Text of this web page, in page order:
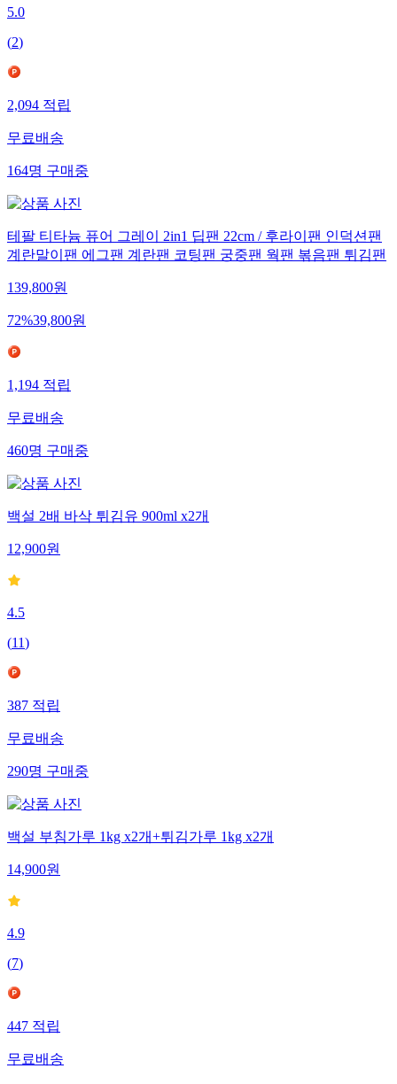
5.0
(2)
2,094적립
무료배송
164명구매중
테팔 티타늄 퓨어 그레이 2in1 딥팬 22cm / 후라이팬 인덕션팬
계란말이팬 에그팬 계란팬 코팅팬 궁중팬 웍팬 볶음팬 튀김팬
139,800원
72%39,800원
1,194적립
무료배송
460명구매중
백설 2배 바삭 튀김유 900ml x2개
12,900원
4.5
(11)
387적립
무료배송
290명구매중
백설 부침가루 1kg x2개+튀김가루 1kg x2개
14,900원
4.9
(7)
447적립
무료배송